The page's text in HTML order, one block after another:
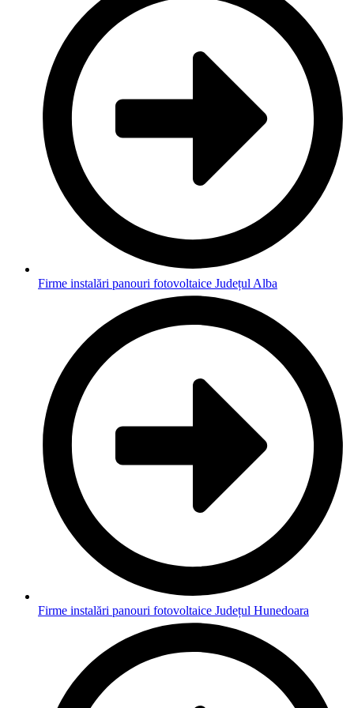
Firme instalări panouri fotovoltaice Județul Alba
Firme instalări panouri fotovoltaice Județul Hunedoara